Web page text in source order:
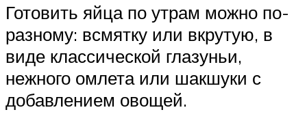
Готовить яйца по утрам можно по-
разному: всмятку или вкрутую, в
виде классической глазуньи,
нежного омлета или шакшуки с
добавлением овощей.